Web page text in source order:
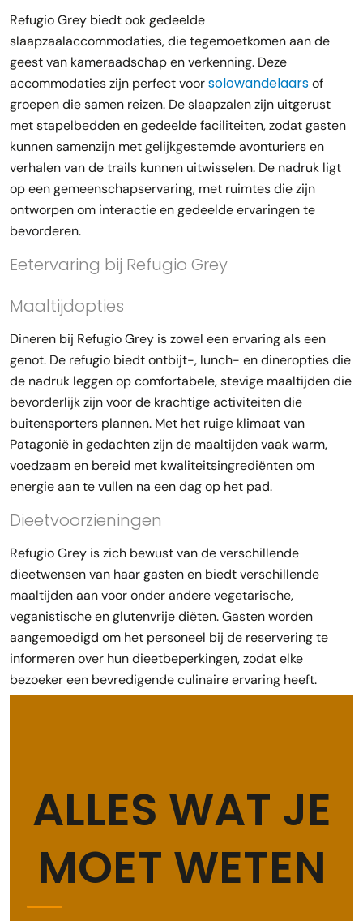
Refugio Grey biedt ook gedeelde
slaapzaalaccommodaties, die tegemoetkomen aan de
geest van kameraadschap en verkenning. Deze
accommodaties zijn perfect voorsolowandelaarsof
groepen die samen reizen. De slaapzalen zijn uitgerust
met stapelbedden en gedeelde faciliteiten, zodat gasten
kunnen samenzijn met gelijkgestemde avonturiers en
verhalen van de trails kunnen uitwisselen. De nadruk ligt
op een gemeenschapservaring, met ruimtes die zijn
ontworpen om interactie en gedeelde ervaringen te
bevorderen.
Eetervaring bij Refugio Grey
Maaltijdopties
Dineren bij Refugio Grey is zowel een ervaring als een
genot. De refugio biedt ontbijt-, lunch- en dineropties die
de nadruk leggen op comfortabele, stevige maaltijden die
bevorderlijk zijn voor de krachtige activiteiten die
buitensporters plannen. Met het ruige klimaat van
Patagonië in gedachten zijn de maaltijden vaak warm,
voedzaam en bereid met kwaliteitsingrediënten om
energie aan te vullen na een dag op het pad.
Dieetvoorzieningen
Refugio Grey is zich bewust van de verschillende
dieetwensen van haar gasten en biedt verschillende
maaltijden aan voor onder andere vegetarische,
veganistische en glutenvrije diëten. Gasten worden
aangemoedigd om het personeel bij de reservering te
informeren over hun dieetbeperkingen, zodat elke
bezoeker een bevredigende culinaire ervaring heeft.
ALLES WAT JE
MOET WETEN